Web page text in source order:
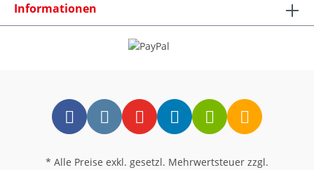
Informationen
* Alle Preise exkl. gesetzl. Mehrwertsteuer zzgl.